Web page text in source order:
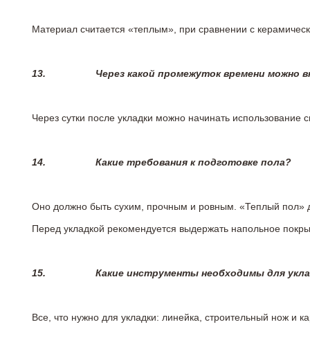
Материал считается «теплым», при сравнении с
13. Через какой промежуток времени можно
Через сутки после укладки можно начинать
14. Какие требования к подготовке пола?
Оно должно быть сухим, прочным и ровным. «Теплый пол»
Перед укладкой рекомендуется выдержать напольное
15. Какие инструменты необходимы для
Все, что нужно для укладки: линейка, строительный нож и